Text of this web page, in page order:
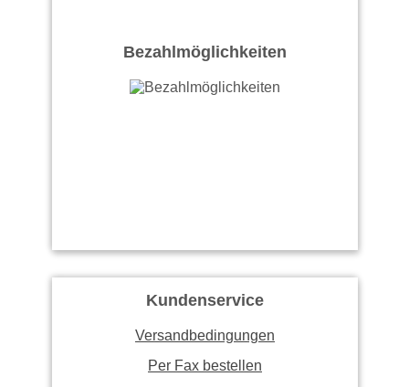
Bezahlmöglichkeiten
Kundenservice
Versandbedingungen
Per Fax bestellen